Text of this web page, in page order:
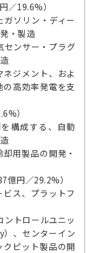
／19.6%）
ガソリン・ディー
・製造
ンサー・プラグ
ジメント、およ
高効率発電を支
）
構成する、自動
用製品の開発・
円／29.2%）
ス、プラットフ
トロールユニッ
、センターイン
クピット製品の開